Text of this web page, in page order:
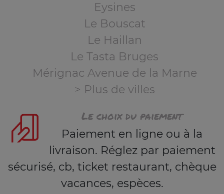
Eysines
Le Bouscat
Le Haillan
Le Tasta Bruges
Mérignac Avenue de la Marne
> Plus de villes
Le choix du paiement
Paiement en ligne ou à la
livraison. Réglez par paiement
sécurisé, cb, ticket restaurant, chèque
vacances, espèces.